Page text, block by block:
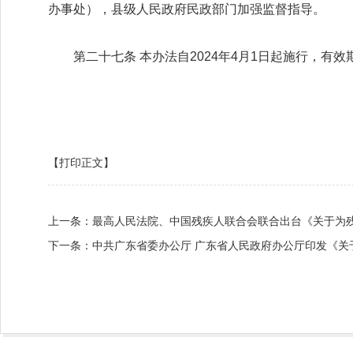
办事处），县级人民政府民政部门加强监督指导。
第二十七条 本办法自2024年4月1日起施行，有效
【打印正文】
上一条： 最高人民法院、中国残疾人联合会联合出台《关于为
下一条： 中共广东省委办公厅 广东省人民政府办公厅印发《